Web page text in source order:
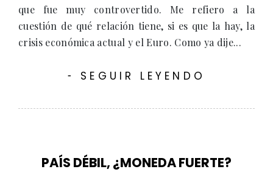
que fue muy controvertido. Me refiero a la
cuestión de qué relación tiene, si es que la hay, la
crisis económica actual y el Euro. Como ya dije...
- SEGUIR LEYENDO
PAÍS DÉBIL, ¿MONEDA FUERTE?